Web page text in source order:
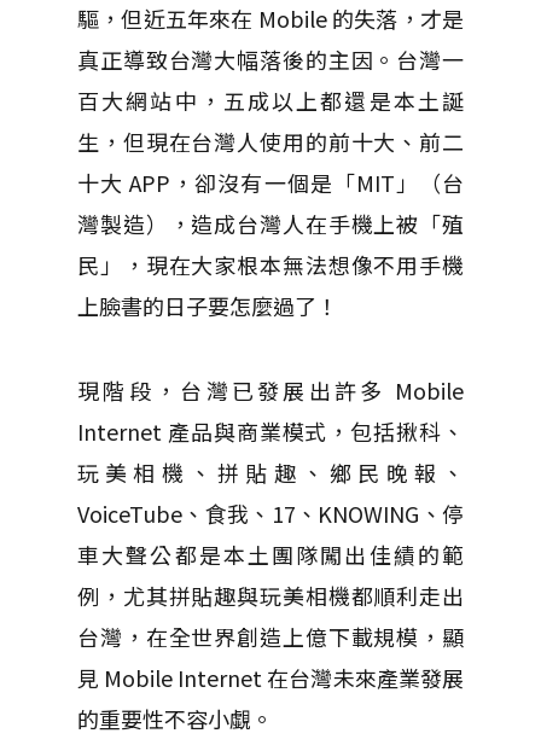
驅，但近五年來在 Mobile 的失落，才是
真正導致台灣大幅落後的主因。台灣一
百大網站中，五成以上都還是本土誕
生，但現在台灣人使用的前十大、前二
十大 APP，卻沒有一個是「MIT」（台
灣製造），造成台灣人在手機上被「殖
民」，現在大家根本無法想像不用手機
上臉書的日子要怎麼過了！
現階段，台灣已發展出許多 Mobile
Internet 產品與商業模式，包括揪科、
玩美相機、拼貼趣、鄉民晚報、
VoiceTube、食我、17、KNOWING、停
車大聲公都是本土團隊闖出佳績的範
例，尤其拼貼趣與玩美相機都順利走出
台灣，在全世界創造上億下載規模，顯
見 Mobile Internet 在台灣未來產業發展
的重要性不容小覷。